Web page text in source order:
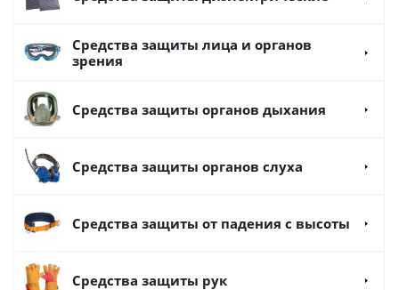
Средства защиты лица и органов
зрения
Средства защиты органов дыхания
Средства защиты органов слуха
Средства защиты от падения с высоты
Средства защиты рук